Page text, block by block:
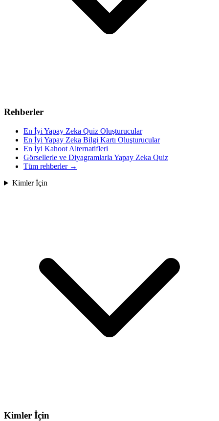
Rehberler
En İyi Yapay Zeka Quiz Oluşturucular
En İyi Yapay Zeka Bilgi Kartı Oluşturucular
En İyi Kahoot Alternatifleri
Görsellerle ve Diyagramlarla Yapay Zeka Quiz
Tüm rehberler→
Kimler İçin
Kimler İçin